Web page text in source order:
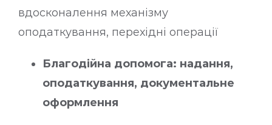
вдосконалення механізму
оподаткування, перехідні операції
Благодійна допомога: надання,
оподаткування, документальне
оформлення